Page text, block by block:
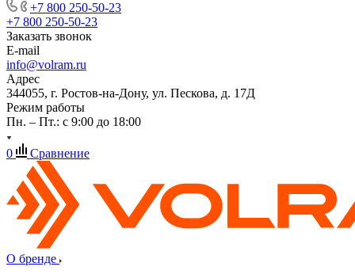
+7 800 250-50-23
+7 800 250-50-23
Заказать звонок
E-mail
info@volram.ru
Адрес
344055, г. Ростов-на-Дону, ул. Пескова, д. 17Д
Режим работы
Пн. – Пт.: с 9:00 до 18:00
0 Сравнение
О бренде